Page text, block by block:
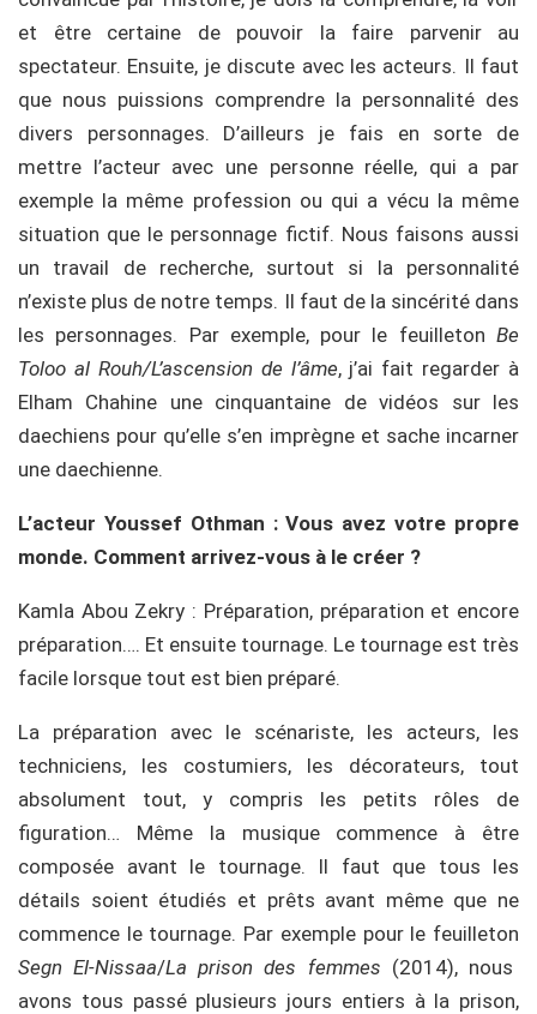
et être certaine de pouvoir la faire parvenir au
spectateur. Ensuite, je discute avec les acteurs. Il faut
que nous puissions comprendre la personnalité des
divers personnages. D’ailleurs je fais en sorte de
mettre l’acteur avec une personne réelle, qui a par
exemple la même profession ou qui a vécu la même
situation que le personnage fictif. Nous faisons aussi
un travail de recherche, surtout si la personnalité
n’existe plus de notre temps. Il faut de la sincérité dans
les personnages. Par exemple, pour le feuilleton Be
Toloo al Rouh/L’ascension de l’âme, j’ai fait regarder à
Elham Chahine une cinquantaine de vidéos sur les
daechiens pour qu’elle s’en imprègne et sache incarner
une daechienne.
L’acteur Youssef Othman : Vous avez votre propre
monde. Comment arrivez-vous à le créer ?
Kamla Abou Zekry : Préparation, préparation et encore
préparation…. Et ensuite tournage. Le tournage est très
facile lorsque tout est bien préparé.
La préparation avec le scénariste, les acteurs, les
techniciens, les costumiers, les décorateurs, tout
absolument tout, y compris les petits rôles de
figuration… Même la musique commence à être
composée avant le tournage. Il faut que tous les
détails soient étudiés et prêts avant même que ne
commence le tournage. Par exemple pour le feuilleton
Segn El-Nissaa/La prison des femmes (2014), nous
avons tous passé plusieurs jours entiers à la prison,